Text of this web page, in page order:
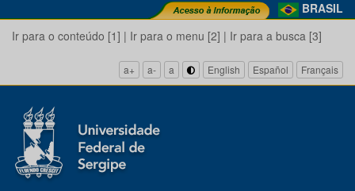
BRASIL
Ir para o conteúdo [1] | Ir para o menu [2] | Ir para a busca [3]
a+ a- a English Español Français